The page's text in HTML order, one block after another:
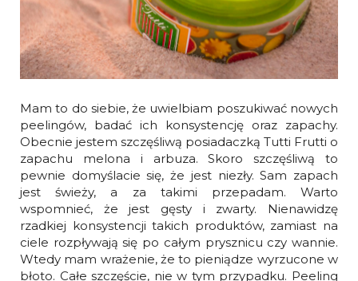
Mam to do siebie, że uwielbiam poszukiwać nowych
peelingów, badać ich konsystencję oraz zapachy.
Obecnie jestem szczęśliwą posiadaczką Tutti Frutti o
zapachu melona i arbuza. Skoro szczęśliwą to
pewnie domyślacie się, że jest niezły. Sam zapach
jest świeży, a za takimi przepadam. Warto
wspomnieć, że jest gęsty i zwarty. Nienawidzę
rzadkiej konsystencji takich produktów, zamiast na
ciele rozpływają się po całym prysznicu czy wannie.
Wtedy mam wrażenie, że to pieniądze wyrzucone w
błoto. Całe szczęście, nie w tym przypadku. Peeling